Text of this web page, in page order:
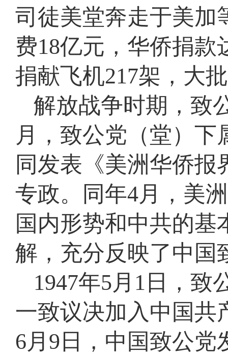
司徒美堂奔走于美加
费18亿元，华侨捐款
捐献飞机217架，大
解放战争时期，致
月，致公党（堂）
同发表《美洲华侨
专政。同年4月，美
国内形势和中共的
解，充分反映了中国
1947年5月1日，
一致议决加入中国共
6月9日，中国致公党